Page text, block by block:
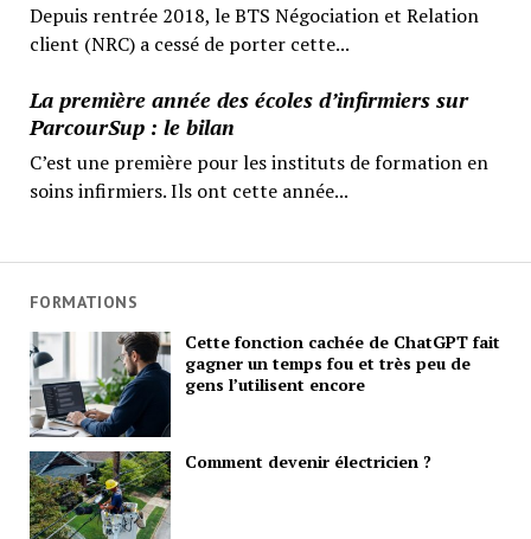
Depuis rentrée 2018, le BTS Négociation et Relation
client (NRC) a cessé de porter cette...
La première année des écoles d’infirmiers sur
ParcourSup : le bilan
C’est une première pour les instituts de formation en
soins infirmiers. Ils ont cette année...
FORMATIONS
Cette fonction cachée de ChatGPT fait
gagner un temps fou et très peu de
gens l’utilisent encore
Comment devenir électricien ?